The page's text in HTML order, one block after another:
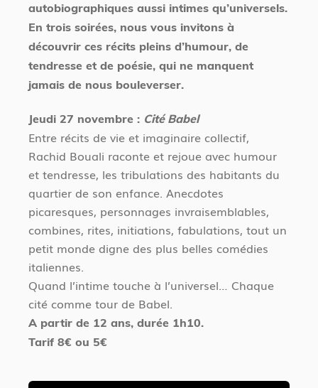
autobiographiques aussi intimes qu’universels.
En trois soirées, nous vous invitons à
découvrir ces récits pleins d’humour, de
tendresse et de poésie, qui ne manquent
jamais de nous bouleverser.
Jeudi 27 novembre : Cité Babel
Entre récits de vie et imaginaire collectif,
Rachid Bouali raconte et rejoue avec humour
et tendresse, les tribulations des habitants du
quartier de son enfance. Anecdotes
picaresques, personnages invraisemblables,
combines, rites, initiations, fabulations, tout un
petit monde digne des plus belles comédies
italiennes.
Quand l’intime touche à l’universel… Chaque
cité comme tour de Babel.
A partir de 12 ans, durée 1h10.
Tarif 8€ ou 5€